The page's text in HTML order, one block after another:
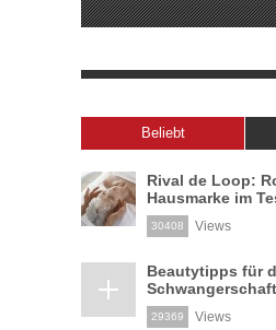
Beliebt
Rival de Loop:
Hausmarke im
30408 Views
Beautytipps für
Schwangerschaft
29369 Views